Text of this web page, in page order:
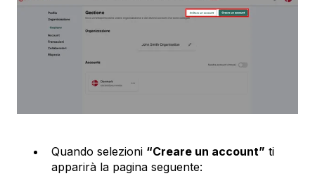
Quando selezioni “Creare un account” ti
apparirà la pagina seguente: